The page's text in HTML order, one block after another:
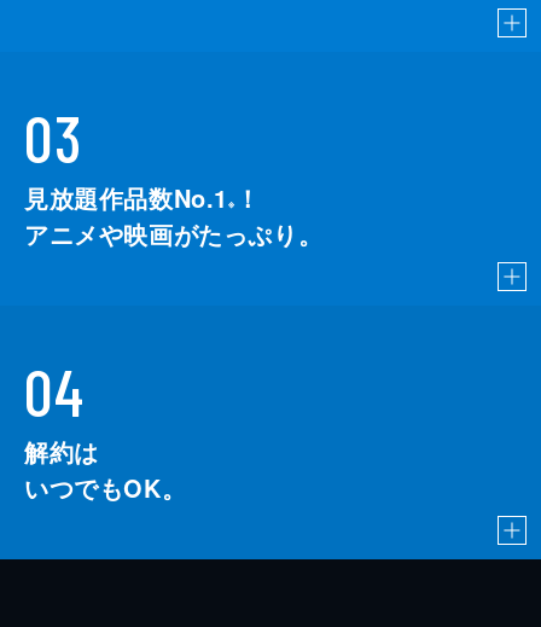
03
見放題作品数No.1 ※
！
アニメや映画がたっぷり。
04
解約は
いつでもOK。